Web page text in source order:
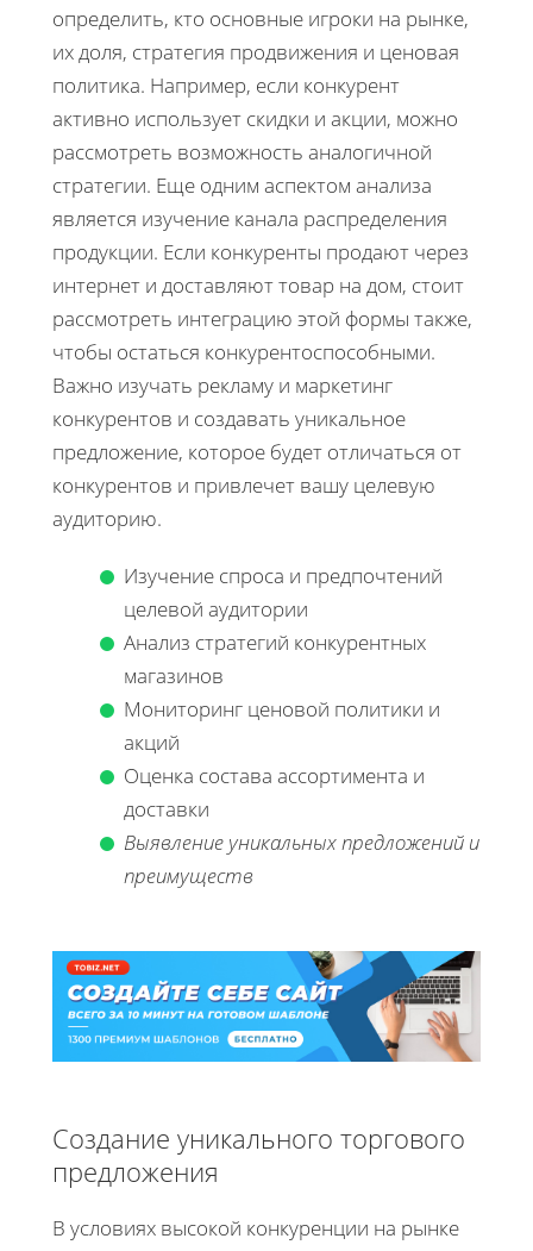
определить, кто основные игроки на рынке,
их доля, стратегия продвижения и ценовая
политика. Например, если конкурент
активно использует скидки и акции, можно
рассмотреть возможность аналогичной
стратегии. Еще одним аспектом анализа
является изучение канала распределения
продукции. Если конкуренты продают через
интернет и доставляют товар на дом, стоит
рассмотреть интеграцию этой формы также,
чтобы остаться конкурентоспособными.
Важно изучать рекламу и маркетинг
конкурентов и создавать уникальное
предложение, которое будет отличаться от
конкурентов и привлечет вашу целевую
аудиторию.
Изучение спроса и предпочтений
целевой аудитории
Анализ стратегий конкурентных
магазинов
Мониторинг ценовой политики и
акций
Оценка состава ассортимента и
доставки
Выявление уникальных предложений и
преимуществ
Создание уникального торгового
предложения
В условиях высокой конкуренции на рынке